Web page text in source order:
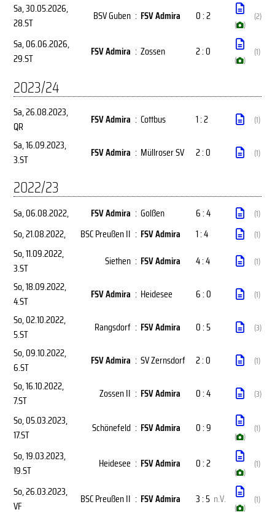
Sa, 30.05.2026,
28.ST
BSV Guben : FSV Admira 0 : 2
( )
(2)
Sa, 06.06.2026,
29.ST
FSV Admira : Zossen 2 : 0
( )
(1)
2023/24
Sa, 26.08.2023,
QR
FSV Admira : Cottbus 1 : 2 (1)
Sa, 16.09.2023,
3.ST
FSV Admira : Müllroser SV 2 : 0 (1)
2022/23
Sa, 06.08.2022, FSV Admira : Golßen 6 : 4 (1)
So, 21.08.2022, BSC Preußen II : FSV Admira 1 : 4 (1)
So, 11.09.2022,
3.ST
Siethen : FSV Admira 4 : 4 (1)
So, 18.09.2022,
4.ST
FSV Admira : Heidesee 6 : 0 (1)
So, 02.10.2022,
5.ST
Rangsdorf : FSV Admira 0 : 5 (3)
So, 09.10.2022,
6.ST
FSV Admira : SV Zernsdorf 2 : 0 (1)
So, 16.10.2022,
7.ST
Zossen II : FSV Admira 0 : 4 (3)
So, 05.03.2023,
17.ST
Schönefeld : FSV Admira 0 : 9
( )
(1)
So, 19.03.2023,
19.ST
Heidesee : FSV Admira 0 : 2
( )
(1)
So, 26.03.2023,
VF
BSC Preußen II : FSV Admira 3 : 5 n.V.
( )
(1)